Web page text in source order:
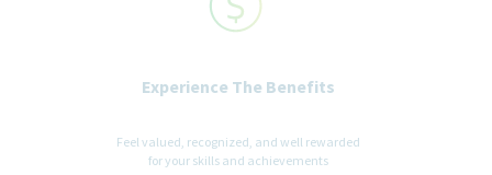
Experience The Benefits
Feel valued, recognized, and well rewarded
for your skills and achievements